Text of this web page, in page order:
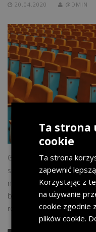
20.04.2020 @DMIN
Globalna pandemia
społeczne oraz
najbardziej dotkniętych
branża eventowa, której
rozrywkę na
Ta strona
cookie
Ta strona
zapewnić
Korzystając z
na używanie
cookie zgodnie
plików cookie.